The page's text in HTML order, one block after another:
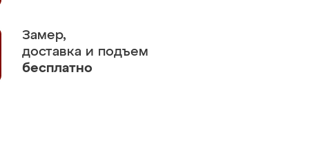
Замер,
доставка и подъем
бесплатно